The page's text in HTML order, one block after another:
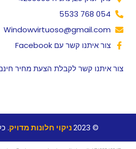
054 768 5533
Windowvirtuoso@gmail.com
צור איתנו קשר עם Facebook
צור איתנו קשר לקבלת הצעת מחיר
© 2023 ניקוי חלונות מדויק.